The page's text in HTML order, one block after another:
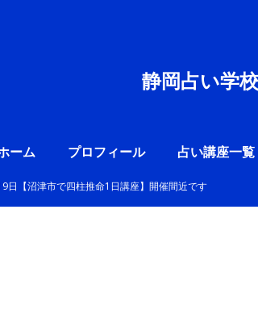
静岡占い学
ーム プロフィール 占い講座一覧
日【沼津市で四柱推命1日講座】開催間近です